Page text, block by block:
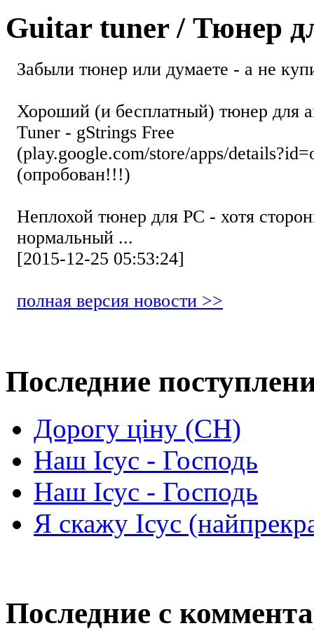
Guitar tuner / Тюнер
Забыли тюнер или думаете - а не
Хороший (и бесплатный) тюнер для
Tuner - gStrings Free
(play.google.com/store/apps/
(опробован!!!)
Неплохой тюнер для РС - хотя
нормальный ...
[2015-12-25 05:53:24]
полная версия новости >>
Последние
Дорогу ціну (СН)
Наш Ісус - Господь
Наш Ісус - Господь
Я скажу Ісус
Последние с